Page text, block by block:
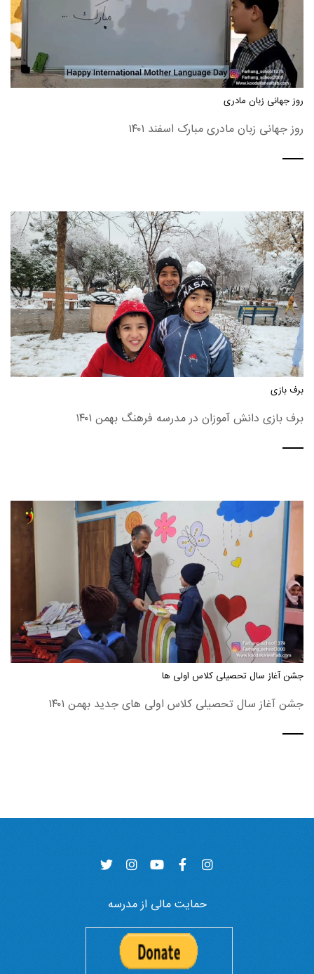
روز جهانی زبان مادری
روز جهانی زبان مادری مبارک اسفند ۱۴۰۱
برف بازی
برف بازی دانش آموزان در مدرسه فرهنگ بهمن ۱۴۰۱
جشن آغاز سال تحصیلی کلاس اولی ها
جشن آغاز سال تحصیلی کلاس اولی های جدید بهمن ۱۴۰۱
حمایت مالی از مدرسه